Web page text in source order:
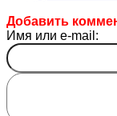
Добавить
Имя или e-mail: